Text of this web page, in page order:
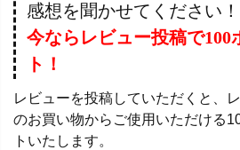
感想を聞かせてください！
今ならレビュー投稿で100
ト！
レビューを投稿していただくと、
のお買い物からご使用いただける
トいたします。